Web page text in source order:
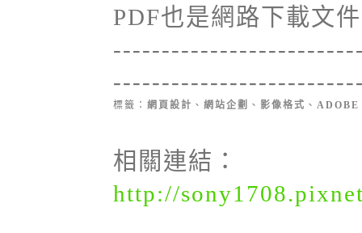
PDF也是網路下載文
標籤： 網頁設計 、 網站企劃 、 影像格式 、 ADOBE
相關連結：
http://